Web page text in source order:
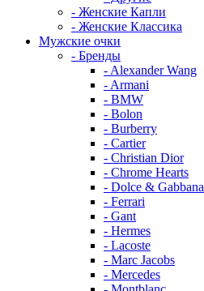
- Женские Капли
- Женские Классика
Мужские очки
- Бренды
- Alexander Wang
- Armani
- BMW
- Bolon
- Burberry
- Cartier
- Christian Dior
- Chrome Hearts
- Dolce & Gabbana
- Ferrari
- Gant
- Hermes
- Lacoste
- Marc Jacobs
- Mercedes